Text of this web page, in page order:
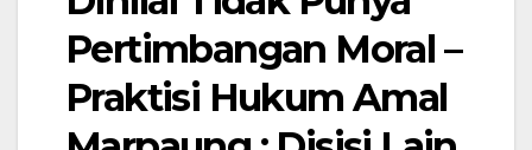
Pertimbangan Moral –
Praktisi Hukum Amal